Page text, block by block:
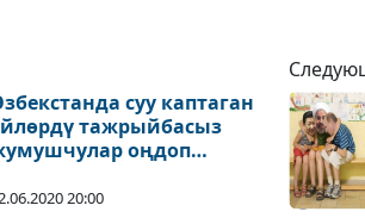
суу каптаган
тажрыйбасыз
оңдоп
20:00